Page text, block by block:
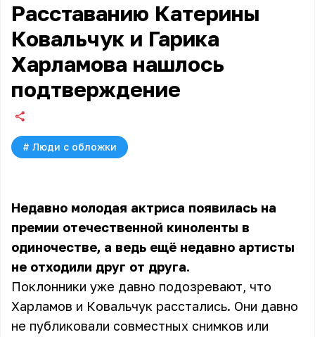
Расставанию Катерины
Ковальчук и Гарика
Харламова нашлось
подтверждение
# Люди с обложки
Недавно молодая актриса появилась на
премии отечественной киноленты в
одиночестве, а ведь ещё недавно артисты
не отходили друг от друга.
Поклонники уже давно подозревают, что
Харламов и Ковальчук расстались. Они давно
не публиковали совместных снимков или